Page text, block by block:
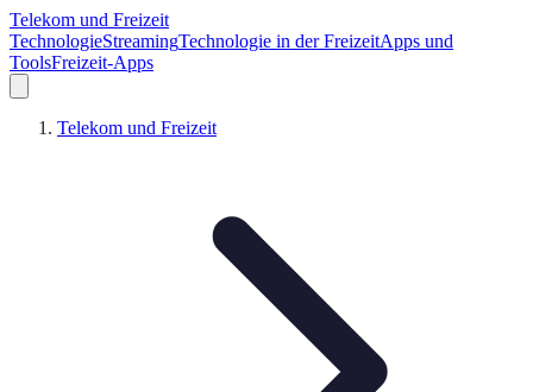
Telekom und Freizeit
TechnologieStreamingTechnologie in der FreizeitApps und
ToolsFreizeit-Apps
Telekom und Freizeit